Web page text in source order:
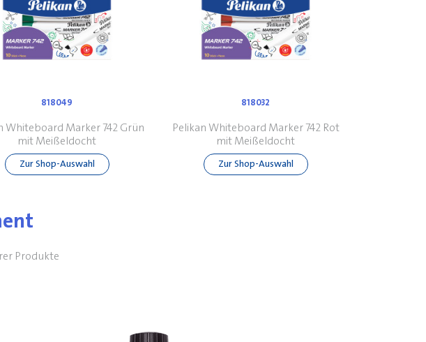
818049
Whiteboard Marker 742 Grün
mit Meißeldocht
Zur Shop-Auswahl
818032
Pelikan Whiteboard Marker 742 Rot
mit Meißeldocht
Zur Shop-Auswahl
Produkte